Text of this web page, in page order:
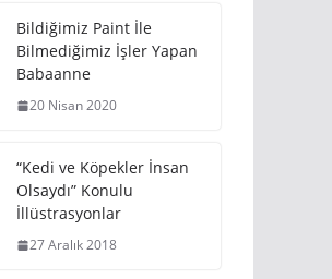
Bildiğimiz Paint İle
Bilmediğimiz İşler Yapan
Babaanne
20 Nisan 2020
“Kedi ve Köpekler İnsan
Olsaydı” Konulu
İllüstrasyonlar
27 Aralık 2018